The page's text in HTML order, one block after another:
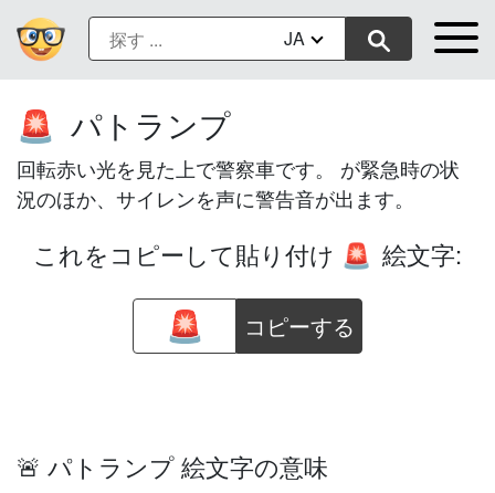
JA
🚨 パトランプ
回転赤い光を見た上で警察車です。 が緊急時の状
況のほか、サイレンを声に警告音が出ます。
これをコピーして貼り付け 🚨 絵文字:
コピーする
🚨 パトランプ 絵文字の意味